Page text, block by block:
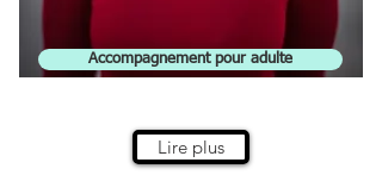
Accompagnement pour adulte
Lire plus